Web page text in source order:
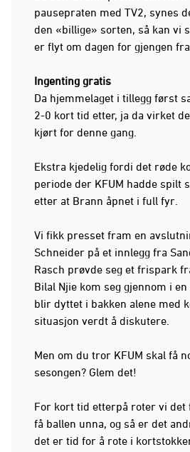
pausepraten med TV2, synes
den «billige» sorten, så kan vi
er flyt om dagen for gjengen fra
Ingenting gratis
Da hjemmelaget i tillegg først
2-0 kort tid etter, ja da virket
kjørt for denne gang.
Ekstra kjedelig fordi det røde
periode der KFUM hadde spilt
etter at Brann åpnet i full fyr.
Vi fikk presset fram en
Schneider på et innlegg fra
Rasch prøvde seg et frispark
Bilal Njie kom seg gjennom i
blir dyttet i bakken alene med
situasjon verdt å diskutere.
Men om du tror KFUM skal få
sesongen? Glem det!
For kort tid etterpå roter vi det
få ballen unna, og så er det
det er tid for å rote i